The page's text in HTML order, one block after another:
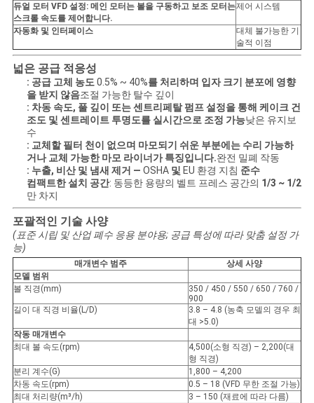
개
인
정
책
듀얼 모터 VFD 설정: 메인 모터는 볼을 구동하고 보조 모터는
스크롤 속도를 제어합니다.
제어 시스템
자동화 및 인터페이스
대체 불가능한 기
술적 이점
넓은 공급 적응성
: 공급 고체 농도0.5% ~ 40%를 처리하며 입자 크기 분포에 영향
을 받지 않음조절 가능한 탈수 깊이
: 차동 속도, 풀 깊이 또는 센트리페탈 펌프 설정을 통해 케이크 건
조도 및 센트레이트 투명도를 실시간으로 조정 가능낮은 유지보
수
: 교체할 필터 천이 없으며 마모되기 쉬운 부분에는 수리 가능하
거나 교체 가능한 마모 라이너가 특징입니다.완전 밀폐 작동
: 누출, 비산 및 냄새 제거 — OSHA및 EU 환경 지침 준수
컴팩트한 설치 공간: 동등한 용량의 벨트 프레스 공간의 1/3 ~ 1/2
만 차지
포괄적인 기술 사양
(표준 시립 및 산업 폐수 응용 분야용; 공급 특성에 따라 맞춤 설정 가
능)
매개변수 범주
상세 사양
모델 범위
볼 직경(mm)
350 / 450 / 550 / 650 / 760 /
900
길이 대 직경 비율(L/D)
3.8 – 4.8 (농축 모델의 경우 최
대 >5.0)
작동 매개변수
최대 볼 속도(rpm)
4,500(소형 직경) – 2,200(대
형 직경)
분리 계수(G)
1,800 – 4,200
차동 속도(rpm)
0.5 – 18 (VFD 무한 조절 가능)
최대 처리량(m³/h)
3 – 150 (재료에 따라 다름)